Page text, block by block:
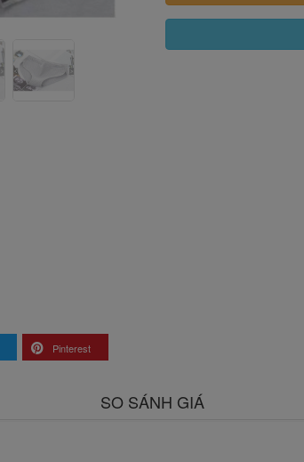
Pinterest
SO SÁNH GIÁ